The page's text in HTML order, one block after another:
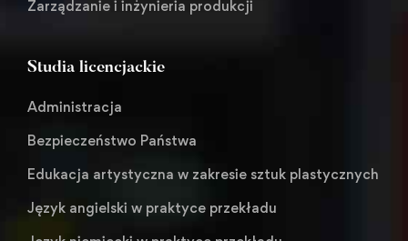
Zarządzanie i inżynieria produkcji
Studia licencjackie
Administracja
Bezpieczeństwo Państwa
Edukacja artystyczna w zakresie sztuk plastycznych
Język angielski w praktyce przekładu